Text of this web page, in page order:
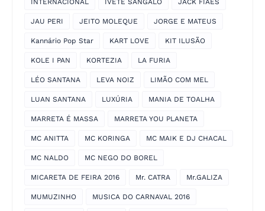
INTERNACIONAL IVETE SANGALO JACK FIAES
JAU PERI JEITO MOLEQUE JORGE E MATEUS
Kannário Pop Star KART LOVE KIT ILUSÃO
KOLE I PAN KORTEZIA LA FURIA
LÉO SANTANA LEVA NOIZ LIMÃO COM MEL
LUAN SANTANA LUXÚRIA MANIA DE TOALHA
MARRETA É MASSA MARRETA YOU PLANETA
MC ANITTA MC KORINGA MC MAIK E DJ CHACAL
MC NALDO MC NEGO DO BOREL
MICARETA DE FEIRA 2016 Mr. CATRA Mr.GALIZA
MUMUZINHO MUSICA DO CARNAVAL 2016